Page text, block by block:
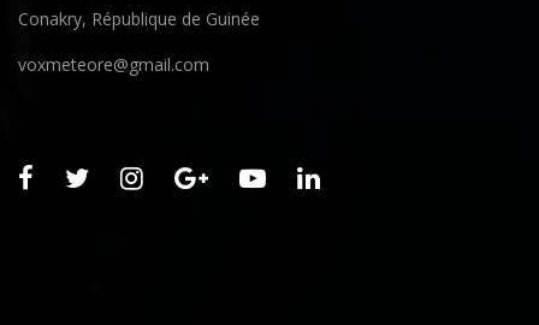
Conakry, République de Guinée
voxmeteore@gmail.com